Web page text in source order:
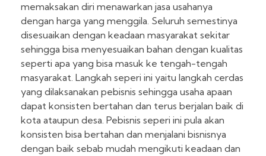
memaksakan diri menawarkan jasa usahanya
dengan harga yang menggila. Seluruh semestinya
disesuaikan dengan keadaan masyarakat sekitar
sehingga bisa menyesuaikan bahan dengan kualitas
seperti apa yang bisa masuk ke tengah-tengah
masyarakat. Langkah seperi ini yaitu langkah cerdas
yang dilaksanakan pebisnis sehingga usaha apaan
dapat konsisten bertahan dan terus berjalan baik di
kota ataupun desa. Pebisnis seperi ini pula akan
konsisten bisa bertahan dan menjalani bisnisnya
dengan baik sebab mudah mengikuti keadaan dan